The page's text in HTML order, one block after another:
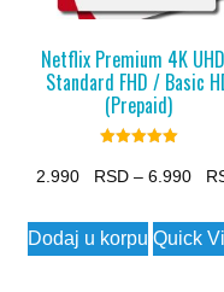
Netflix Premium 4K
Standard FHD / Basic
(Prepaid)
5.00
out of 5
2.990 – 6.990
Dodaj u korpu
This
product
Quick